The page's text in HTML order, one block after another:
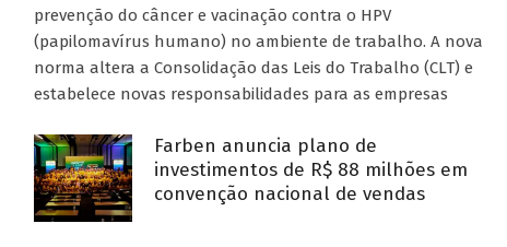
prevenção do câncer e vacinação contra o HPV
(papilomavírus humano) no ambiente de trabalho. A nova
norma altera a Consolidação das Leis do Trabalho (CLT) e
estabelece novas responsabilidades para as empresas
Farben anuncia plano de
investimentos de R$ 88 milhões em
convenção nacional de vendas